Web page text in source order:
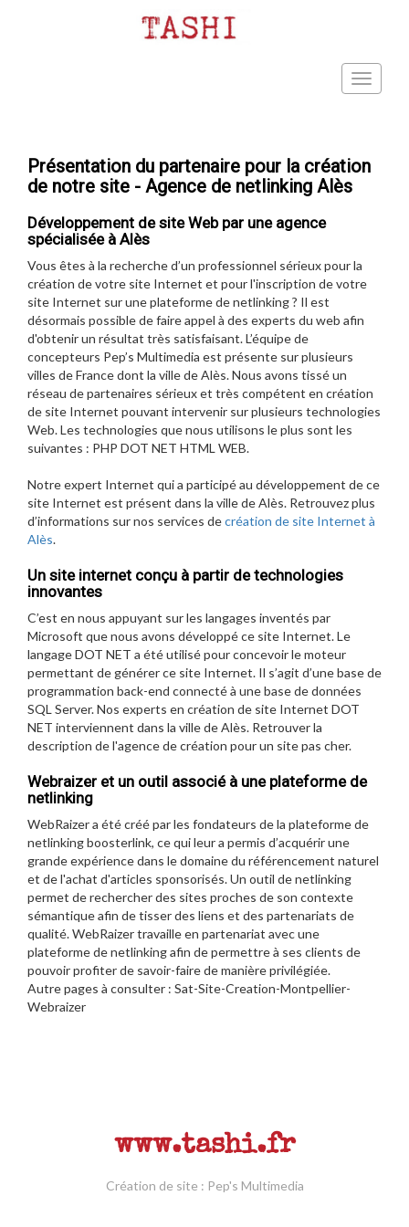
Présentation du partenaire pour la création
de notre site - Agence de netlinking Alès
Développement de site Web par une agence
spécialisée à Alès
Vous êtes à la recherche d’un professionnel sérieux pour la
création de votre site Internet et pour l'inscription de votre
site Internet sur une plateforme de netlinking ? Il est
désormais possible de faire appel à des experts du web afin
d'obtenir un résultat très satisfaisant. L’équipe de
concepteurs Pep’s Multimedia est présente sur plusieurs
villes de France dont la ville de Alès. Nous avons tissé un
réseau de partenaires sérieux et très compétent en création
de site Internet pouvant intervenir sur plusieurs technologies
Web. Les technologies que nous utilisons le plus sont les
suivantes : PHP DOT NET HTML WEB.
Notre expert Internet qui a participé au développement de ce
site Internet est présent dans la ville de Alès. Retrouvez plus
d’informations sur nos services decréation de site Internet à
Alès.
Un site internet conçu à partir de technologies
innovantes
C’est en nous appuyant sur les langages inventés par
Microsoft que nous avons développé ce site Internet. Le
langage DOT NET a été utilisé pour concevoir le moteur
permettant de générer ce site Internet. Il s’agit d’une base de
programmation back-end connecté à une base de données
SQL Server. Nos experts en création de site Internet DOT
NET interviennent dans la ville de Alès. Retrouver la
description de l'agence de création pourun site pas cher.
Webraizer et un outil associé à une plateforme de
netlinking
WebRaizer a été créé par les fondateurs de la plateforme de
netlinking boosterlink, ce qui leur a permis d’acquérir une
grande expérience dans le domaine du référencement naturel
et de l'achat d'articles sponsorisés. Un outil de netlinking
permet de rechercher des sites proches de son contexte
sémantique afin de tisser des liens et des partenariats de
qualité. WebRaizer travaille en partenariat avec une
plateforme de netlinking afin de permettre à ses clients de
pouvoir profiter de savoir-faire de manière privilégiée.
Autre pages à consulter : Sat-Site-Creation-Montpellier-
Webraizer
www.tashi.fr
Création de site : Pep's Multimedia